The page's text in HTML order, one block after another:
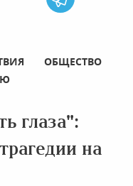
ОБЩЕСТВО
глаза":
на